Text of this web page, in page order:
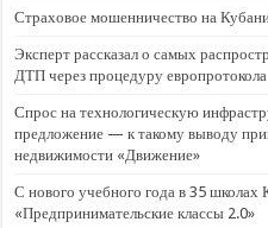
Страховое мошенничество на
Эксперт рассказал о самых
ДТП через процедуру европротокола
Спрос на технологическую
предложение — к такому выводу
недвижимости «Движение»
С нового учебного года в 35 школах
«Предпринимательские классы 2.0»